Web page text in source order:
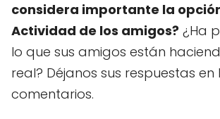
considera importante la
Actividad de los amigos? ¿Ha
lo que sus amigos están
real? Déjanos sus respuestas en
comentarios.